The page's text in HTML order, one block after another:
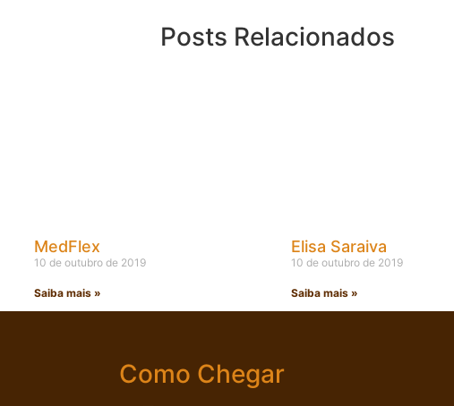
Posts Relacionados
MedFlex
10 de outubro de 2019
Saiba mais »
Elisa Saraiva
10 de outubro de 2019
Saiba mais »
Como Chegar